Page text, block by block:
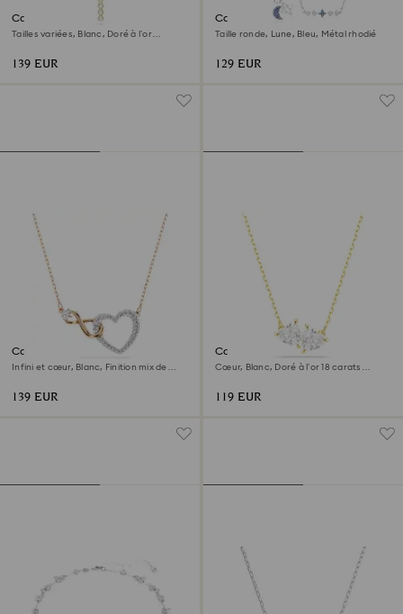
Collier en Y Mesmera
Tailles variées, Blanc, Doré à l’or
139 EUR
Collier Symbolica
Taille ronde, Lune, Bleu, Métal rhodié
129 EUR
Collier Hyperbola
Infini et cœur, Blanc, Finition mix de
139 EUR
Collier Mesmera
Cœur, Blanc, Doré à l’or 18 carats
119 EUR